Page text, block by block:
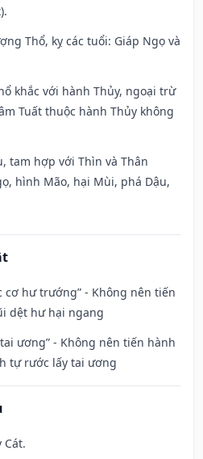
Thổ, kỵ các tuổi: Giáp Ngọ và
khắc với hành Thủy, ngoại trừ
Tuất thuộc hành Thủy không
tam hợp với Thìn và Thân
hình Mão, hại Mùi, phá Dậu,
cơ hư trướng” - Không nên tiến
dệt hư hại ngang
ương” - Không nên tiến hành
tự rước lấy tai ương
Cát.